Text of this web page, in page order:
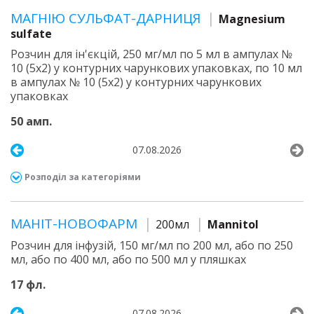
МАГНІЮ СУЛЬФАТ-ДАРНИЦЯ
Magnesium
sulfate
Розчин для ін'єкцій, 250 мг/мл по 5 мл в ампулах №
10 (5х2) у контурних чарункових упаковках, по 10 мл
в ампулах № 10 (5х2) у контурних чарункових
упаковках
50 амп.
07.08.2026
Розподіл за категоріями
МАНІТ-НОВОФАРМ 200мл
Mannitol
Розчин для інфузій, 150 мг/мл по 200 мл, або по 250
мл, або по 400 мл, або по 500 мл у пляшках
17 фл.